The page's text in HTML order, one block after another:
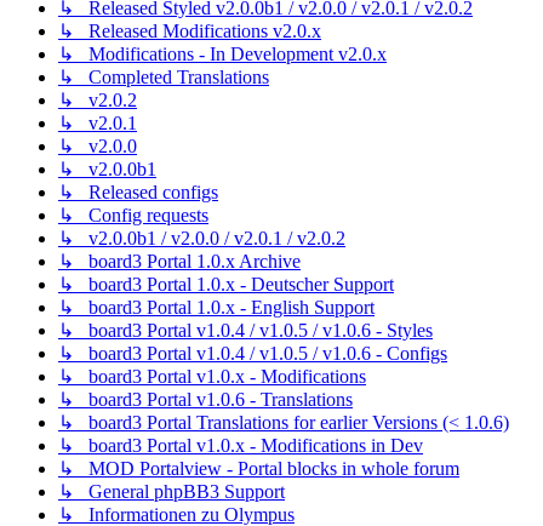
↳ Released Styled v2.0.0b1 / v2.0.0 / v2.0.1 / v2.0.2
↳ Released Modifications v2.0.x
↳ Modifications - In Development v2.0.x
↳ Completed Translations
↳ v2.0.2
↳ v2.0.1
↳ v2.0.0
↳ v2.0.0b1
↳ Released configs
↳ Config requests
↳ v2.0.0b1 / v2.0.0 / v2.0.1 / v2.0.2
↳ board3 Portal 1.0.x Archive
↳ board3 Portal 1.0.x - Deutscher Support
↳ board3 Portal 1.0.x - English Support
↳ board3 Portal v1.0.4 / v1.0.5 / v1.0.6 - Styles
↳ board3 Portal v1.0.4 / v1.0.5 / v1.0.6 - Configs
↳ board3 Portal v1.0.x - Modifications
↳ board3 Portal v1.0.6 - Translations
↳ board3 Portal Translations for earlier Versions (< 1.0.6)
↳ board3 Portal v1.0.x - Modifications in Dev
↳ MOD Portalview - Portal blocks in whole forum
↳ General phpBB3 Support
↳ Informationen zu Olympus